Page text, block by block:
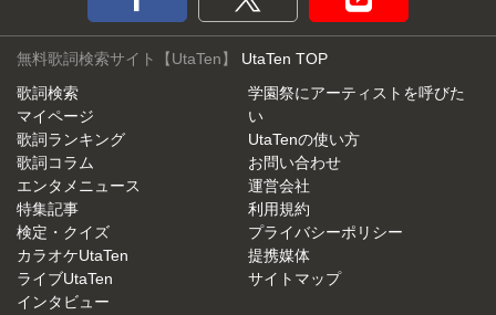
無料歌詞検索サイト【UtaTen】 UtaTen TOP
歌詞検索
マイページ
歌詞ランキング
歌詞コラム
エンタメニュース
特集記事
検定・クイズ
カラオケUtaTen
ライブUtaTen
インタビュー
学園祭にアーティストを呼びた
い
UtaTenの使い方
お問い合わせ
運営会社
利用規約
プライバシーポリシー
提携媒体
サイトマップ